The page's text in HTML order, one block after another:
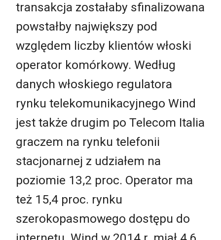
transakcja zostałaby sfinalizowana
powstałby największy pod
względem liczby klientów włoski
operator komórkowy. Według
danych włoskiego regulatora
rynku telekomunikacyjnego Wind
jest także drugim po Telecom Italia
graczem na rynku telefonii
stacjonarnej z udziałem na
poziomie 13,2 proc. Operator ma
też 15,4 proc. rynku
szerokopasmowego dostępu do